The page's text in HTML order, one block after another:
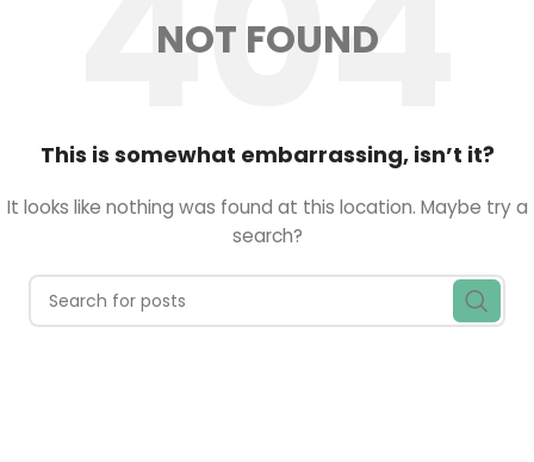
NOT FOUND
This is somewhat embarrassing, isn’t it?
It looks like nothing was found at this location. Maybe try a
search?